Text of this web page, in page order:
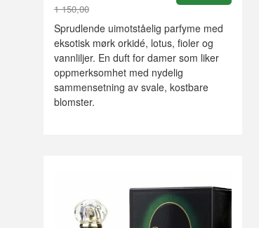
1 150,00
Rabatt
Sprudlende uimotståelig parfyme med
eksotisk mørk orkidé, lotus, fioler og
vannliljer. En duft for damer som liker
oppmerksomhet med nydelig
sammensetning av svale, kostbare
blomster.